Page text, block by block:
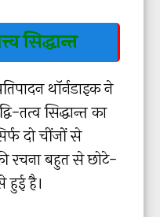
सिद्धान्त
थॉर्नडाइक ने
तत्व सिद्धान्त का
दो चींजों से
रचना बहुत से छोटे-
हुई है।